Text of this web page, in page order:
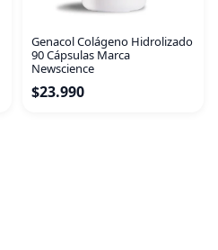
Genacol Colágeno Hidrolizado
90 Cápsulas Marca
Newscience
$23.990